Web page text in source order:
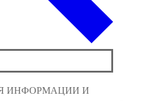
ИНФОРМАЦИИ И